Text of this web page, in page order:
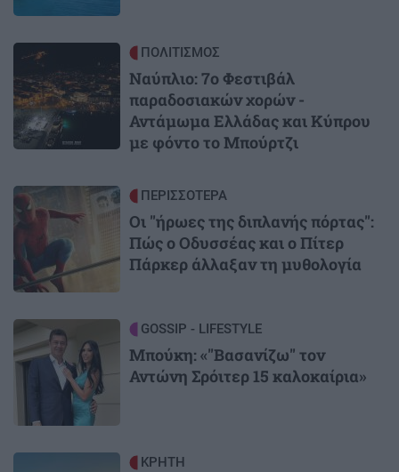
Image ΠΟΛΙΤΙΣΜΟΣ
Ναύπλιο: 7ο Φεστιβάλ
παραδοσιακών χορών -
Αντάμωμα Ελλάδας και Κύπρου
με φόντο το Μπούρτζι
Image ΠΕΡΙΣΣΟΤΕΡΑ
Οι "ήρωες της διπλανής πόρτας":
Πώς ο Οδυσσέας και ο Πίτερ
Πάρκερ άλλαξαν τη μυθολογία
Image GOSSIP - LIFESTYLE
Μπούκη: «"Βασανίζω" τον
Αντώνη Σρόιτερ 15 καλοκαίρια»
ΚΡΗΤΗ